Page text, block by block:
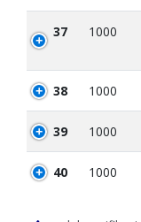
37 1000
38 1000
39 1000
40 1000